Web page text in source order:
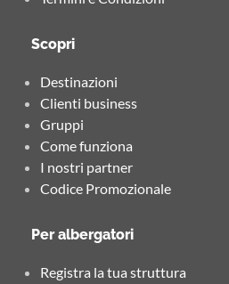
Scopri
Destinazioni
Clienti business
Gruppi
Come funziona
I nostri partner
Codice Promozionale
Per albergatori
Registra la tua struttura